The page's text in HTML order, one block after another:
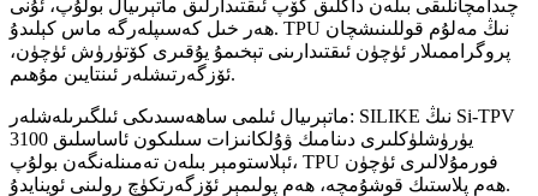
چىدامچانلىقى بىلەن داڭلىق كۆپ ئىقتىدارلىق ماتېرىيال بولۇپ، ئۇنى
ھەر خىل كەسىپلەرگە ماس كېلىدۇ. TPU نىڭ مەلۇم قوللىنىشچان
پروگراممىلار ئۈچۈن ئىقتىدارىنى تېخىمۇ يۇقىرى كۆتۈرۈش ئۈچۈن،
ئۆزگەرتىشلەر ئىنتايىن مۇھىم.
ماتېرىيال ئىلمى ساھەسىدىكى ئىلگىرىلەشلەر: SILIKE نىڭ Si-TPV
3100 يۈرۈشلۈكلىرى دىنامىك ۋۇلكانىزات سىلىكون ئاساسلىق
ئېلاستومېر بىلەن تەمىنلەنگەن بولۇپ، TPU فورمۇلالىرى ئۈچۈن
ھەم پلاستىك قوشۇمچە، ھەم پولىمېر ئۆزگەرتكۈچ رولىنى ئوينايدۇ.